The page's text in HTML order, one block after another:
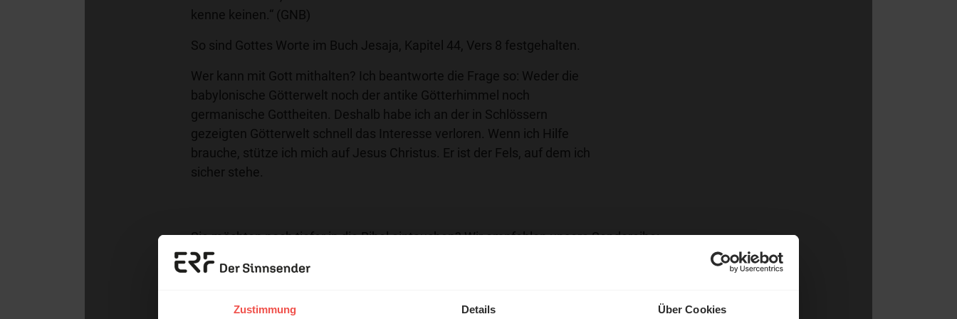
Zustimmung Details Über Cookies
kenne keinen.“ (GNB)
So sind Gottes Worte im Buch Jesaja, Kapitel 44, Vers 8 festgehalten.
Wer kann mit Gott mithalten? Ich beantworte die Frage so: Weder die
babylonische Götterwelt noch der antike Götterhimmel noch
germanische Gottheiten. Deshalb habe ich an der in Schlössern
gezeigten Götterwelt schnell das Interesse verloren. Wenn ich Hilfe
brauche, stütze ich mich auf Jesus Christus. Er ist der Fels, auf dem ich
sicher stehe.
Sie möchten noch tiefer in die Bibel eintauchen? Wir empfehlen unsere Sendereihe:
Wort zum Tag
Nutzungsrechte
Erzähl mal!
Das erleben unsere Hörerinnen